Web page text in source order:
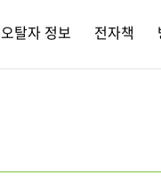
오탈자 정보 전자책